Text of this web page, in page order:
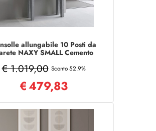
allungabile 10 Posti da
NAXY SMALL Cemento
€ 1.019,00 Sconto 52.9%
€479,83